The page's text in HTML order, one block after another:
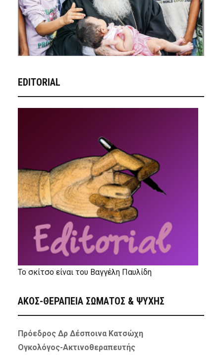
EDITORIAL
Το σκίτσο είναι του Βαγγέλη Παυλίδη
ΑΚΟΣ-ΘΕΡΑΠΕΙΑ ΣΩΜΑΤΟΣ & ΨΥΧΗΣ
Πρόεδρος Δρ Δέσποινα Κατσώχη
Ογκολόγος-Ακτινοθεραπευτής